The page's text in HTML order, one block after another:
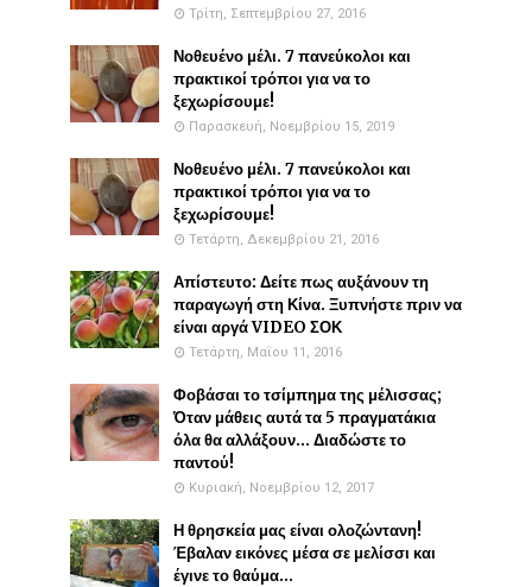
Τρίτη, Σεπτεμβρίου 27, 2016
Νοθευένο μέλι. 7 πανεύκολοι και
πρακτικοί τρόποι για να το
ξεχωρίσουμε!
Παρασκευή, Νοεμβρίου 15, 2019
Νοθευένο μέλι. 7 πανεύκολοι και
πρακτικοί τρόποι για να το
ξεχωρίσουμε!
Τετάρτη, Δεκεμβρίου 21, 2016
Απίστευτο: Δείτε πως αυξάνουν τη
παραγωγή στη Κίνα. Ξυπνήστε πριν να
είναι αργά VIDEO ΣΟΚ
Τετάρτη, Μαΐου 11, 2016
Φοβάσαι το τσίμπημα της μέλισσας;
Όταν μάθεις αυτά τα 5 πραγματάκια
όλα θα αλλάξουν... Διαδώστε το
παντού!
Κυριακή, Νοεμβρίου 12, 2017
Η θρησκεία μας είναι ολοζώντανη!
Έβαλαν εικόνες μέσα σε μελίσσι και
έγινε το θαύμα...